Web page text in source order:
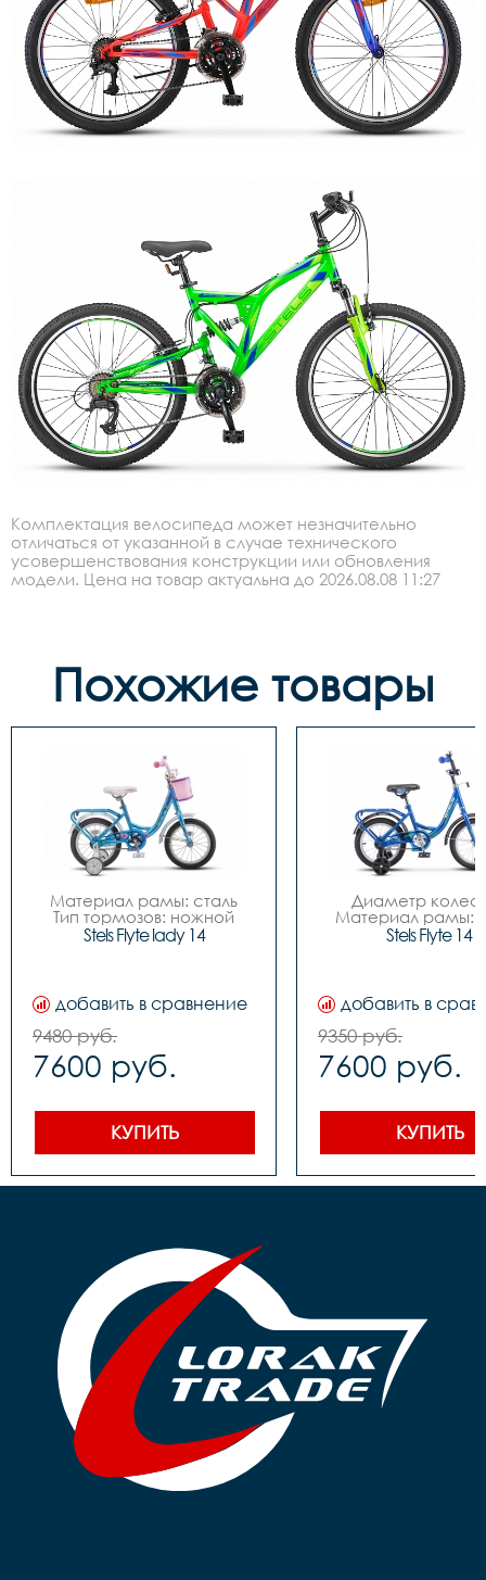
Комплектация велосипеда может незначительно
отличаться от указанной в случае технического
усовершенствования конструкции или обновления
модели. Цена на товар актуальна до 2026.08.08 11:27
Похожие товары
Материал рамы: сталь
Тип тормозов: ножной
Диаметр колес: 14
Количество скоростей	-
- 9,5"
Вилка передняя	- Ригид,
стальная
Рулевая колонка	-
Резьбовая
Каретка	- Наборная
под гайку
Втулка задняя	- Сталь,
под гайку
Трещотка/звёздочка/
кассета	- Звездочка,
Крылья	- Есть
Педали	- Пластик
Вес	- 10.7 кг
Stels Flyte lady 14
добавить в сравнение
9480 руб.
7600 руб.
КУПИТЬ
Диаметр колес:
Материал рамы:
Тип тормозов:
Количество
- 9,5"
Вилка передняя	- Ригид,
стальная
Рулевая колонка
Резьбовая
Каретка	- Наборная
89мм
Втулка передняя	- Сталь,
под гайку
Втулка задняя	- Сталь,
под гайку
Педали	- Пластик
Вес	- 9.76 кг
Stels Flyte 14
добавить в
9350 руб.
7600 руб.
КУПИТЬ